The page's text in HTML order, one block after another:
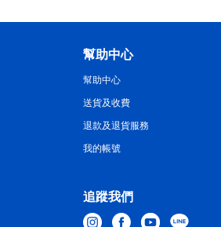
追蹤我們
幫助中心
幫助中心
送貨及收費
退款及退貨服務
我的帳號